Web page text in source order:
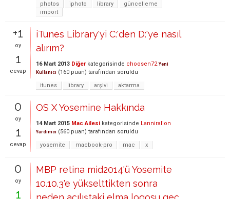
photos
iphoto library
güncelleme
import
+1
oy
1
cevap
iTunes Library'yi C:'den D:'ye nasıl
alırım?
16 Mart 2013 Diğerkategorisinde choosen72 Yeni
Kullanıcı (160 puan) tarafından soruldu
itunes
library arşivi aktarma
0
oy
1
cevap
OS X Yosemine Hakkında
14 Mart 2015 Mac Ailesi kategorisinde Lanniralion
Yardımcı (560 puan) tarafından soruldu
yosemite
macbook-pro mac x
0
oy
1
MBP retina mid2014'ü Yosemite
10.10.3'e yükselttikten sonra